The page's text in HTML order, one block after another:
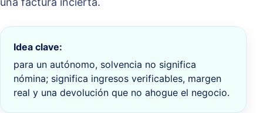
Idea clave:
para un autónomo, solvencia no significa
nómina; significa ingresos verificables, margen
real y una devolución que no ahogue el negocio.